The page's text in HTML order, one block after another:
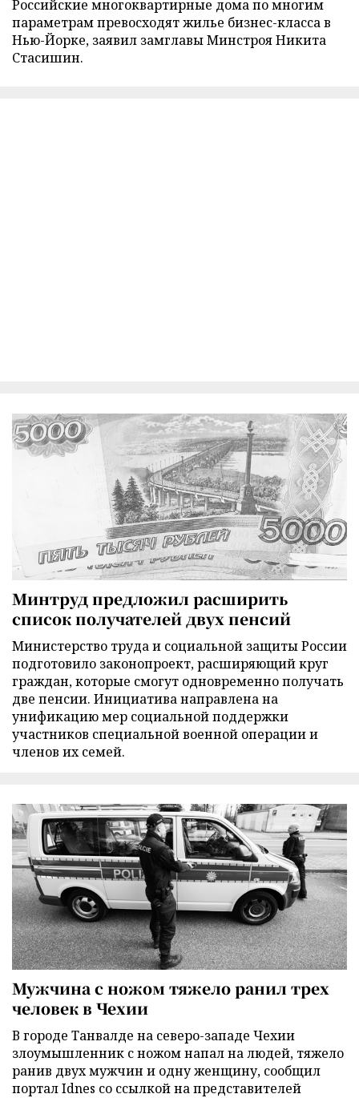
Российские многоквартирные дома по многим
параметрам превосходят жилье бизнес-класса в
Нью-Йорке, заявил замглавы Минстроя Никита
Стасишин.
Минтруд предложил расширить
список получателей двух пенсий
Министерство труда и социальной защиты России
подготовило законопроект, расширяющий круг
граждан, которые смогут одновременно получать
две пенсии. Инициатива направлена на
унификацию мер социальной поддержки
участников специальной военной операции и
членов их семей.
Мужчина с ножом тяжело ранил трех
человек в Чехии
В городе Танвалде на северо-западе Чехии
злоумышленник с ножом напал на людей, тяжело
ранив двух мужчин и одну женщину, сообщил
портал Idnes со ссылкой на представителей